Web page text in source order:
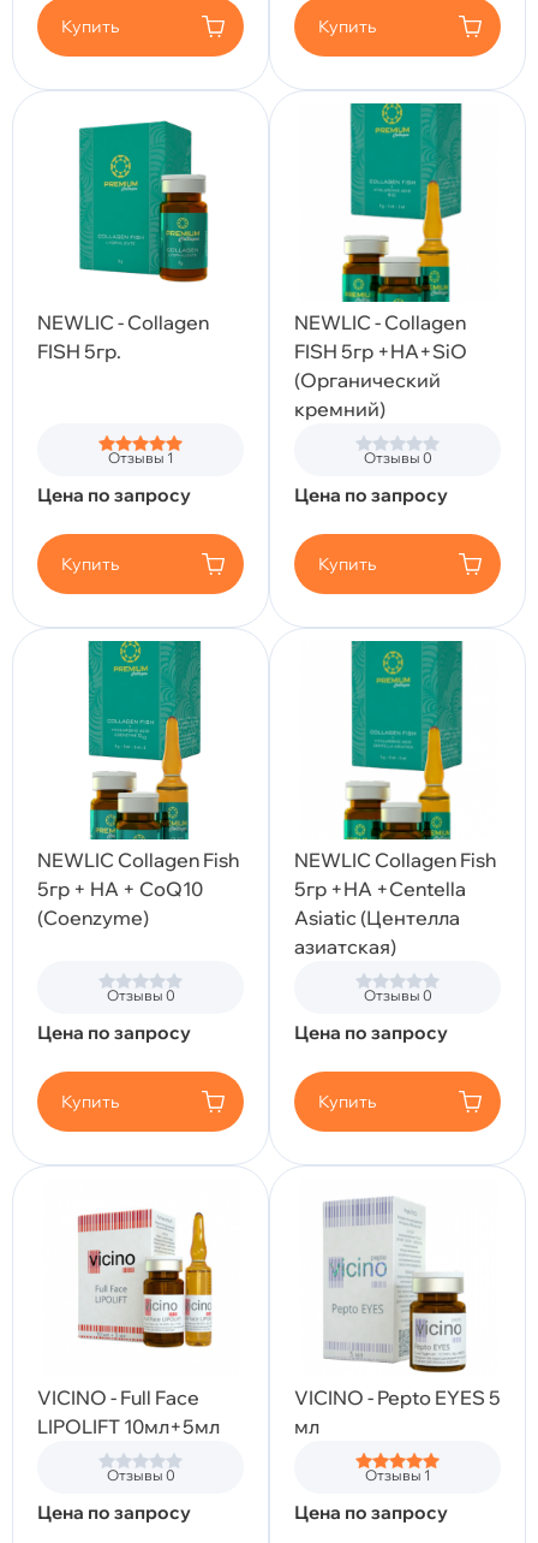
Купить Купить
NEWLIC - Collagen
FISH 5гр.
Отзывы 1
Цена по запросу
Купить
NEWLIC - Collagen
FISH 5гр +HA+SiO
(Органический
кремний)
Отзывы 0
Цена по запросу
Купить
NEWLIC Collagen Fish
5гр + HA + CoQ10
(Coenzyme)
Отзывы 0
Цена по запросу
Купить
NEWLIC Collagen Fish
5гр +HA +Centella
Asiatic (Центелла
азиатская)
Отзывы 0
Цена по запросу
Купить
VICINO - Full Face
LIPOLIFT 10мл+5мл
Отзывы 0
Цена по запросу
VICINO - Pepto EYES 5
мл
Отзывы 1
Цена по запросу